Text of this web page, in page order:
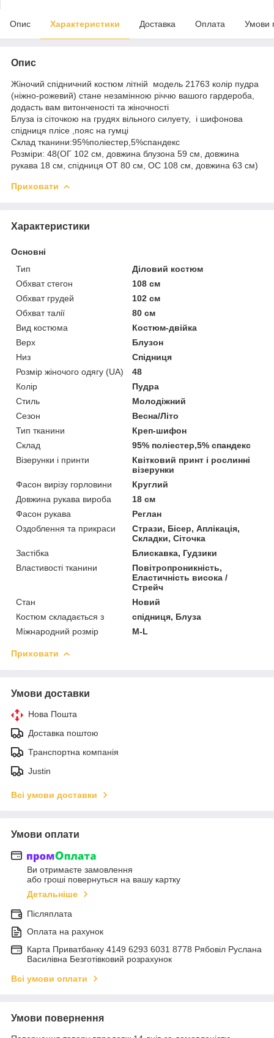
Опис Характеристики Доставка Оплата Умови
Опис
Жіночий спідничний костюм літній модель 21763 колір пудра
(ніжно-рожевий) стане незамінною річчю вашого гардероба,
додасть вам витонченості та жіночності
Блуза із сіточкою на грудях вільного силуету, і шифонова
спідниця плісе ,пояс на гумці
Склад тканини:95%поліестер,5%спандекс
Розміри: 48(ОГ 102 см, довжина блузона 59 см, довжина
рукава 18 см, спідниця ОТ 80 см, ОС 108 см, довжина 63 см)
Приховати
Характеристики
Основні
Тип
Діловий костюм
Обхват стегон
108 см
Обхват грудей
102 см
Обхват талії
80 см
Вид костюма
Костюм-двійка
Верх
Блузон
Низ
Спідниця
Розмір жіночого одягу (UA)
48
Колір
Пудра
Стиль
Молодіжний
Сезон
Весна/Літо
Тип тканини
Креп-шифон
Склад
95% поліестер,5% спандекс
Візерунки і принти
Квітковий принт і рослинні
візерунки
Фасон вирізу горловини
Круглий
Довжина рукава вироба
18 см
Фасон рукава
Реглан
Оздоблення та прикраси
Стрази, Бісер, Аплікація,
Складки, Сіточка
Застібка
Блискавка, Гудзики
Властивості тканини
Повітропроникність,
Еластичність висока /
Стрейч
Стан
Новий
Костюм складається з
спідниця, Блуза
Міжнародний розмір
M-L
Приховати
Умови доставки
Нова Пошта
Доставка поштою
Транспортна компанія
Justin
Всі умови доставки
Умови оплати
Ви отримаєте замовлення
або гроші повернуться на вашу картку
Детальніше
Післяплата
Оплата на рахунок
Карта Приватбанку 4149 6293 6031 8778 Рябовіл Руслана
Василівна Безготівковий розрахунок
Всі умови оплати
Умови повернення